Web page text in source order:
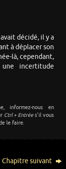
décidé, il y a
à déplacer son
là, cependant,
incertitude
informez-nous en
Ctrl + Entrées’il vous
le faire.
Chapitre suivant